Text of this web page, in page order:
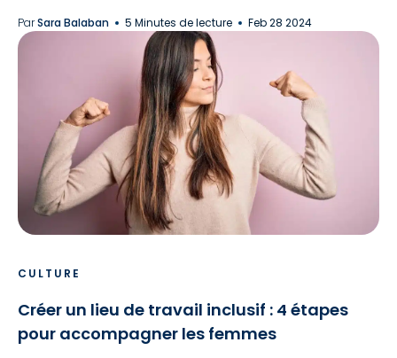
ParSara Balaban 5 Minutes de lecture Feb 28 2024
CULTURE
Créer un lieu de travail inclusif : 4 étapes
pour accompagner les femmes